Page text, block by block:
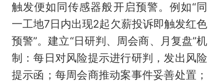
触发便如同传感器般开启预警。例如“同
一工地7日内出现2起欠薪投诉即触发红色
预警”。建立“日研判、周会商、月复盘”机
制：每日对风险提示进行研判，发出风险
提示函；每周会商推动案事件妥善处置；